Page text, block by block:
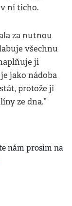
ní ticho.
za nutnou
všechnu
ji
jako nádoba
protože jí
ze dna.”
nám prosím na